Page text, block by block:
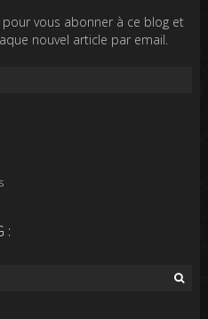
vous abonner à ce blog et
nouvel article par email.
: